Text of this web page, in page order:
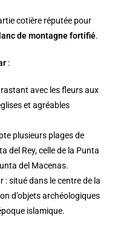
cotière réputée pour
de montagne fortifié.
:
avec les fleurs aux
et agréables
plusieurs plages de
del Rey, celle de la Punta
del Macenas.
: situé dans le centre de la
d’objets archéologiques
islamique.